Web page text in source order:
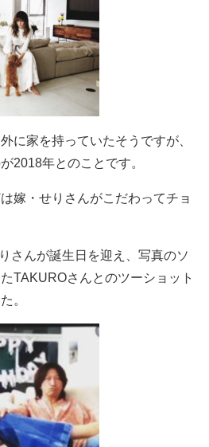
に家を持っていたそうですが、
2018年とのことです。
嫁・せりさんがこだわってチョ
さんが誕生日を迎え、写真のソ
TAKUROさんとのツーショット
。